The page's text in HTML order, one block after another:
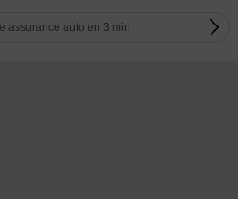
assurance auto en 3 min